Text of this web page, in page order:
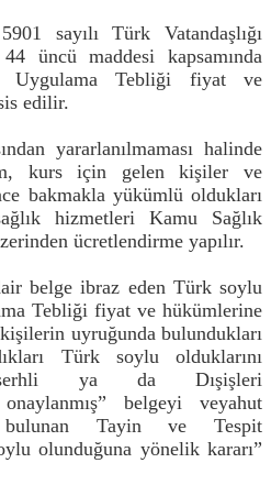
sayılı Türk Vatandaşlığı
üncü maddesi kapsamında
Uygulama Tebliği fiyat ve
edilir.
yararlanılmaması halinde
kurs için gelen kişiler ve
bakmakla yükümlü oldukları
hizmetleri Kamu Sağlık
ücretlendirme yapılır.
belge ibraz eden Türk soylu
Tebliği fiyat ve hükümlerine
uyruğunda bulundukları
Türk soylu olduklarını
ya da Dışişleri
onaylanmış” belgeyi veyahut
bulunan Tayin ve Tespit
olunduğuna yönelik kararı”